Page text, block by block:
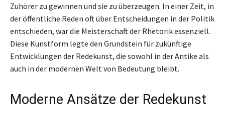
Zuhörer zu gewinnen und sie zu überzeugen. In einer Zeit, in
der öffentliche Reden oft über Entscheidungen in der Politik
entschieden, war die Meisterschaft der Rhetorik essenziell.
Diese Kunstform legte den Grundstein für zukünftige
Entwicklungen der Redekunst, die sowohl in der Antike als
auch in der modernen Welt von Bedeutung bleibt.
Moderne Ansätze der Redekunst